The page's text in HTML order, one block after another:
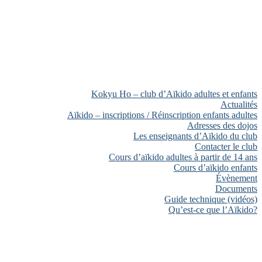
Kokyu Ho – club d’Aïkido adultes et enfants
Actualités
Aïkido – inscriptions / Réinscription enfants adultes
Adresses des dojos
Les enseignants d’Aïkido du club
Contacter le club
Cours d’aïkido adultes à partir de 14 ans
Cours d’aïkido enfants
Évènement
Documents
Guide technique (vidéos)
Qu’est-ce que l’Aïkido?